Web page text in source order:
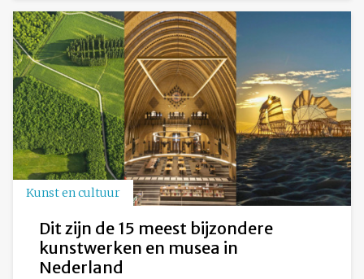
Kunst en cultuur
Dit zijn de 15 meest bijzondere
kunstwerken en musea in
Nederland